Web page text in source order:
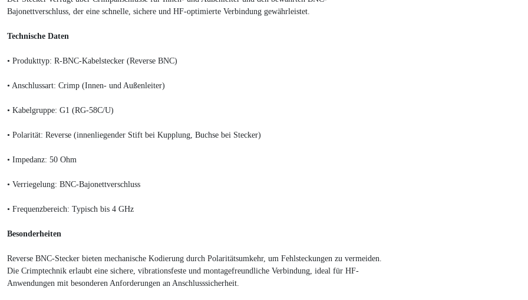
Bajonettverschluss, der eine schnelle, sichere und HF-optimierte Verbindung gewährleistet.
Technische Daten
• Produkttyp: R-BNC-Kabelstecker (Reverse BNC)
• Anschlussart: Crimp (Innen- und Außenleiter)
• Kabelgruppe: G1 (RG-58C/U)
• Polarität: Reverse (innenliegender Stift bei Kupplung, Buchse bei Stecker)
• Impedanz: 50 Ohm
• Verriegelung: BNC-Bajonettverschluss
• Frequenzbereich: Typisch bis 4 GHz
Besonderheiten
Reverse BNC-Stecker bieten mechanische Kodierung durch Polaritätsumkehr, um Fehlsteckungen zu vermeiden.
Die Crimptechnik erlaubt eine sichere, vibrationsfeste und montagefreundliche Verbindung, ideal für HF-
Anwendungen mit besonderen Anforderungen an Anschlusssicherheit.